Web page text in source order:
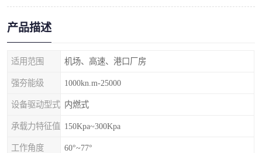
产品描述
适用范围 机场、高速、港口厂房
强夯能级 1000kn.m-25000
设备驱动型式 内燃式
承载力特征值 150Kpa~300Kpa
工作角度 60°~77°